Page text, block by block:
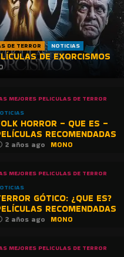
DE TERROR NOTICIAS
DE EXORCISMOS
MEJORES PELICULAS DE TERROR
HORROR – QUE ES –
RECOMENDADAS
2 años ago MONO
MEJORES PELICULAS DE TERROR
GÓTICO: ¿QUE ES?
RECOMENDADAS
2 años ago MONO
MEJORES PELICULAS DE TERROR